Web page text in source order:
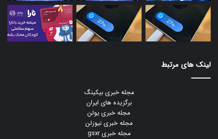
لینک های مرتبط
مجله خبری بیکینگ
برگزیده های ایران
مجله خبری یولن
مجله خبری نیوزلن
مجله خبری gsxr